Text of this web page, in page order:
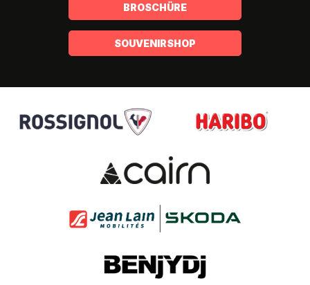
BROSCHÜRE
SOUVENIRSHOP